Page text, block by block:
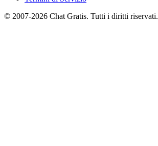
© 2007-2026 Chat Gratis. Tutti i diritti riservati.